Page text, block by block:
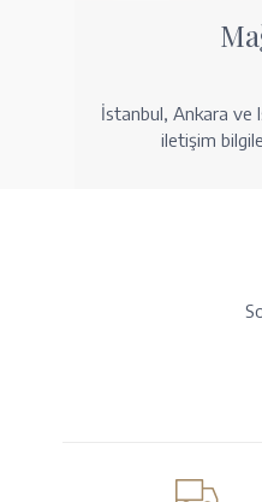
İstanbul, Ankara ve
iletişim